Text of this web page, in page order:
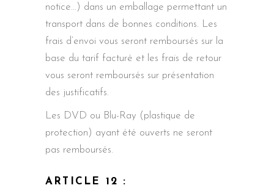
notice…) dans un emballage permettant un
transport dans de bonnes conditions. Les
frais d’envoi vous seront remboursés sur la
base du tarif facturé et les frais de retour
vous seront remboursés sur présentation
des justificatifs.
Les DVD ou Blu-Ray (plastique de
protection) ayant été ouverts ne seront
pas remboursés.
ARTICLE 12 :